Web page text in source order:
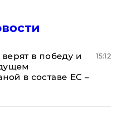
в победу и
в составе ЕС –
15:12